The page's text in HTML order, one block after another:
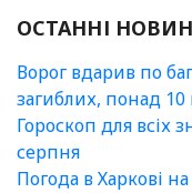
ОСТАННІ
Ворог вдарив по
загиблих, понад
Гороскоп для всіх
серпня
Погода в Харкові